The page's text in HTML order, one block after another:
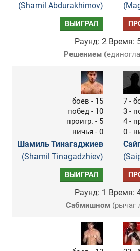
(Shamil Abdurakhimov)
ВЫИГРАЛ
Раунд: 2 Время:
Решением(
боев - 15
побед - 10
проигр. - 5
ничья - 0
Шамиль Тинагаджиев
(Shamil Tinagadzhiev)
7 -
3 -
4 -
0 -
ВЫИГРАЛ
Раунд: 1 Время:
Сабмишном(рычаг